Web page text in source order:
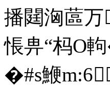
播閮洶蓲
悵畁“杩O
�#s鯾